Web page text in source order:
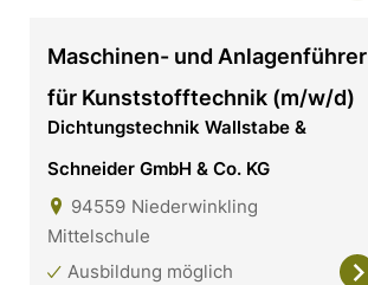
Maschinen- und Anlagenführer
für Kunststofftechnik (m/w/d)
Dichtungstechnik Wallstabe &
Schneider GmbH & Co. KG
94559 Niederwinkling
Mittelschule
Ausbildung möglich